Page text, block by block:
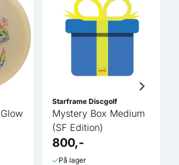
Starframe Discgolf
Mystery Box Medium
(SF Edition)
800,-
På lager